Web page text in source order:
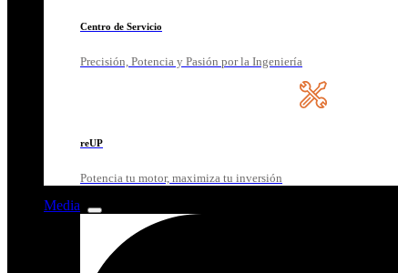
Centro de Servicio
Precisión, Potencia y Pasión por la Ingeniería
reUP
Potencia tu motor, maximiza tu inversión
Media